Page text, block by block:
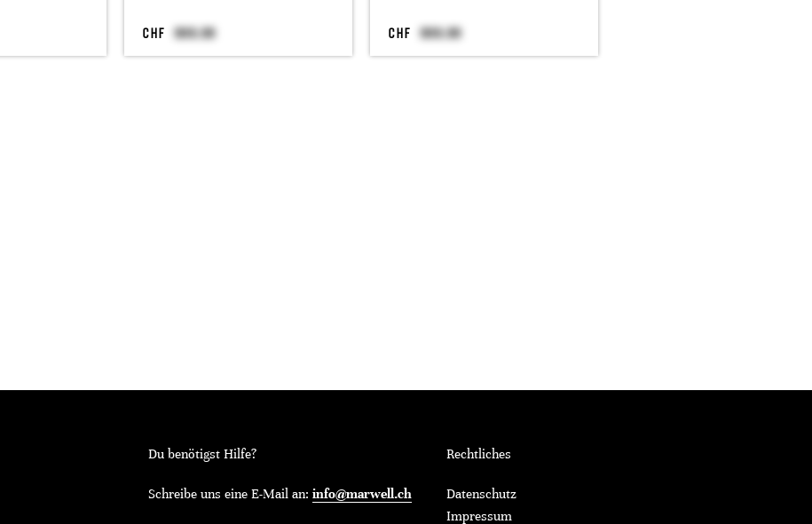
CHF CHF
Du benötigst Hilfe?
Schreibe uns eine E-Mail an: info@marwell.ch
Rechtliches
Datenschutz
Impressum